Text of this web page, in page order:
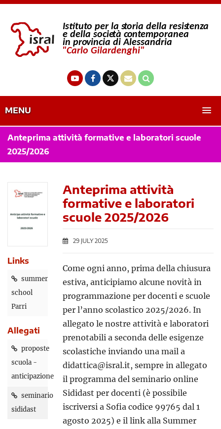
MENU
Anteprima attività formative e laboratori scuole
2025/2026
Links
summer
school
Parri
Allegati
proposte
scuola -
anticipazione
seminario
sididast
Anteprima attività
formative e laboratori
scuole 2025/2026
29 JULY 2025
Come ogni anno, prima della chiusura
estiva, anticipiamo alcune novità in
programmazione per docenti e scuole
per l’anno scolastico 2025/2026. In
allegato le nostre attività e laboratori
prenotabili a seconda delle esigenze
scolastiche inviando una mail a
didattica@isral.it, sempre in allegato
il programma del seminario online
Sididast per docenti (è possibile
iscriversi a Sofia codice 99765 dal 1
agosto 2025) e il link alla Summer